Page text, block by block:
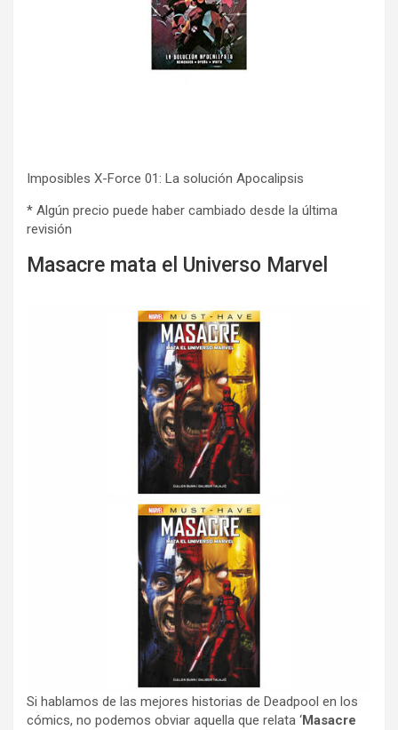
Imposibles X-Force 01: La solución Apocalipsis
* Algún precio puede haber cambiado desde la última
revisión
Masacre mata el Universo Marvel
Si hablamos de las mejores historias de Deadpool en los
cómics, no podemos obviar aquella que relata ‘Masacre